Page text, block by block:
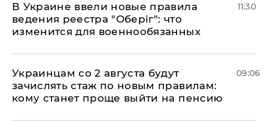
В Украине ввели новые правила
ведения реестра "Оберіг": что
изменится для военнообязанных
11:30
Украинцам со 2 августа будут
зачислять стаж по новым правилам:
кому станет проще выйти на пенсию
09:06